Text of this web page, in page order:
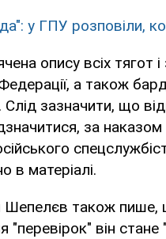
у ГПУ розповіли,
опису всіх тягот і
а також
зазначити, що
за
в матеріалі.
Шепелєв також
він стане